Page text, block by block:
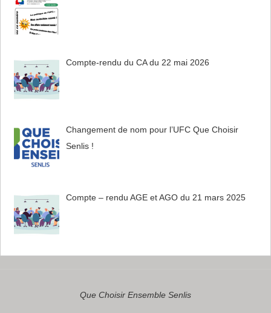
Compte-rendu du CA du 22 mai 2026
Changement de nom pour l’UFC Que Choisir
Senlis !
Compte – rendu AGE et AGO du 21 mars 2025
Que Choisir Ensemble Senlis